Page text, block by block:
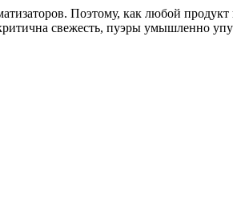
Поэтому, как любой
свежесть, пуэры умышленно